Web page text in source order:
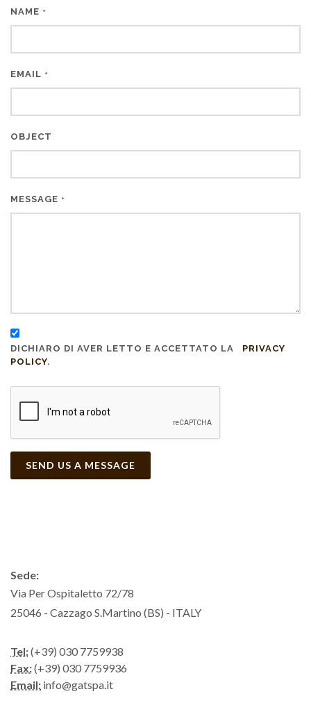
NAME *
EMAIL *
OBJECT
MESSAGE *
DICHIARO DI AVER LETTO E ACCETTATO LA
PRIVACY
POLICY.
SEND US A MESSAGE
Sede:
Via Per Ospitaletto 72/78
25046 - Cazzago S.Martino (BS) - ITALY
Tel:(+39) 030 7759938
Fax:(+39) 030 7759936
Email: info@gatspa.it